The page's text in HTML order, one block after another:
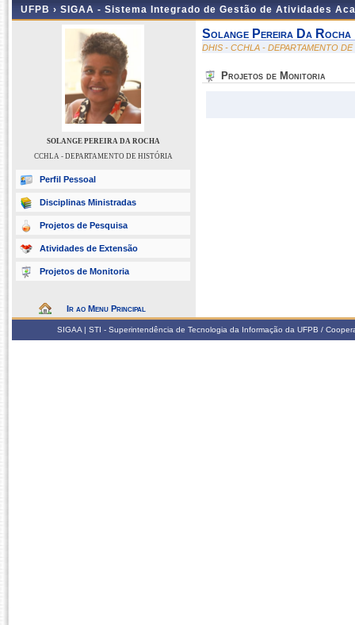
UFPB › SIGAA - Sistema Integrado de Gestão de Atividades
SOLANGE PEREIRA DA ROCHA
CCHLA - DEPARTAMENTO DE HISTÓRIA
Perfil Pessoal
Disciplinas Ministradas
Projetos de Pesquisa
Atividades de Extensão
Projetos de Monitoria
Ir ao Menu Principal
Solange Pereira Da Rocha
DHIS - CCHLA - DEPARTAMENTO
Projetos de Monitoria
SIGAA | STI - Superintendência de Tecnologia da Informação da UFPB /